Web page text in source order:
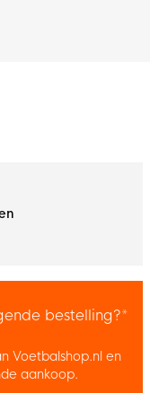
bestelling?*
Voetbalshop.nl en
aankoop.